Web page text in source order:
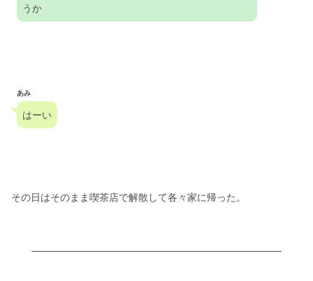
うか
あみ
はーい
その日はそのまま喫茶店で解散して各々家に帰った。